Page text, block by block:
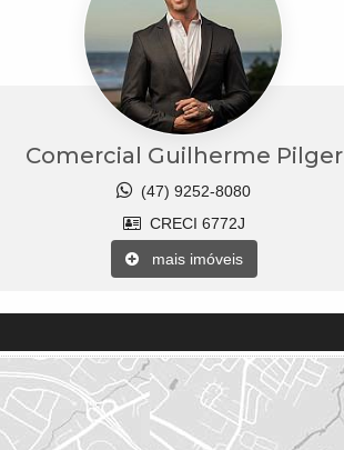
Comercial Guilherme Pilger
(47) 9252-8080
CRECI 6772J
mais imóveis